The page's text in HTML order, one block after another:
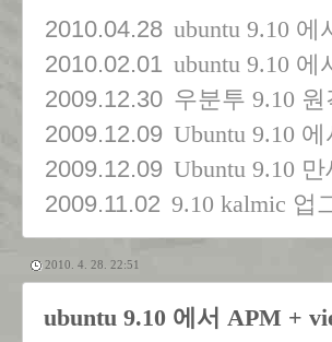
2010.04.28 ubuntu 9.10 에
2010.02.01 ubuntu 9.10 에
2009.12.30 우분투 9.10 원
2009.12.09 Ubuntu 9.10
2009.12.09 Ubuntu 9.10 만
2009.11.02 9.10 kalmic 업
2010. 4. 28. 22:51
ubuntu 9.10 에서 APM +